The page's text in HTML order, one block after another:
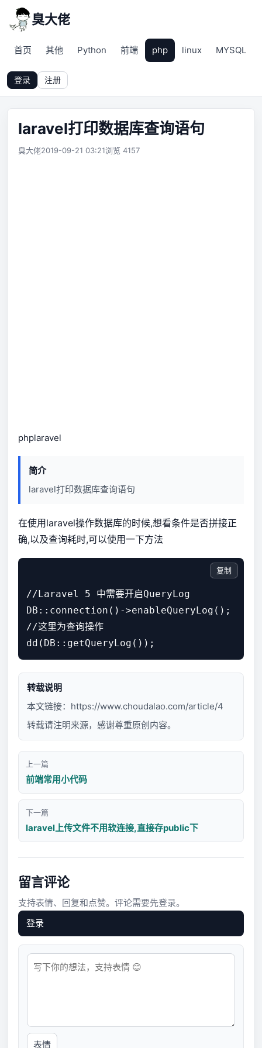
臭大佬
首页 其他 Python 前端 php linux MYSQL
登录 注册
laravel打印数据库查询语句
臭大佬2019-09-21 03:21浏览 4157
phplaravel
简介
laravel打印数据库查询语句
在使用laravel操作数据库的时候,想看条件是否拼接正
确,以及查询耗时,可以使用一下方法
//Laravel 5 中需要开启QueryLog
DB::connection()->enableQueryLog();
//这里为查询操作
dd(DB::getQueryLog());
复制
转载说明
本文链接： https://www.choudalao.com/article/4
转载请注明来源，感谢尊重原创内容。
上一篇
前端常用小代码
下一篇
laravel上传文件不用软连接,直接存public下
留言评论
支持表情、回复和点赞。评论需要先登录。
登录
表情